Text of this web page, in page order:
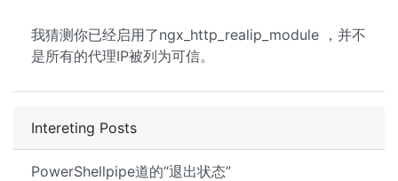
Intereting Posts
PowerShellpipe道的“退出状态”
我猜测你已经启用了ngx_http_realip_module ，并不
是所有的代理IP被列为可信。